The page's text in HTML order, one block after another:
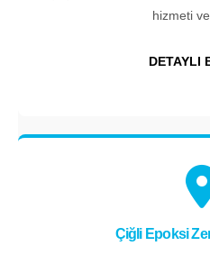
hizmeti
DETAYLI
Çiğli Epoksi